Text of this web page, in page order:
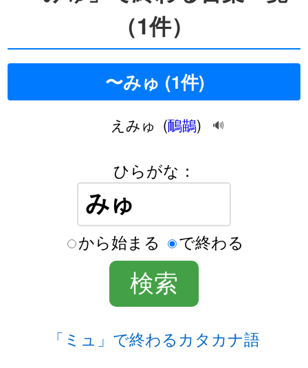
（1件）
〜みゅ (1件)
えみゅ (鴯鶓) 🔊
ひらがな：
から始まる で終わる
「ミュ」で終わるカタカナ語